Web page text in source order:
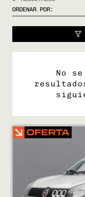
ORDENAR POR:
No